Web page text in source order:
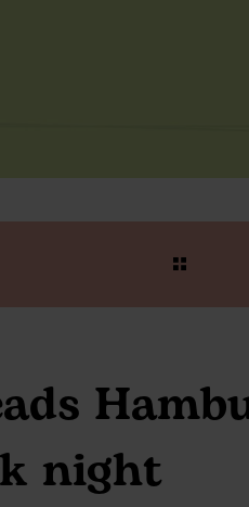
night